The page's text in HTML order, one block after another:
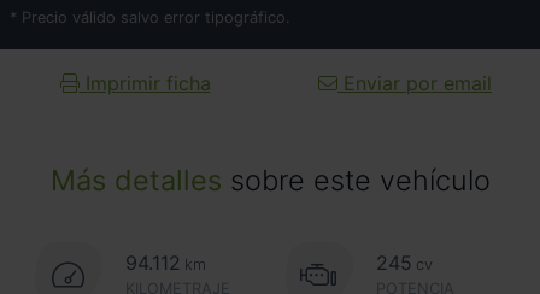
Más detalles sobre este vehículo
94.112 km
KILOMETRAJE
245 cv
POTENCIA
* Precio válido salvo error tipográfico.
Imprimir ficha Enviar por email